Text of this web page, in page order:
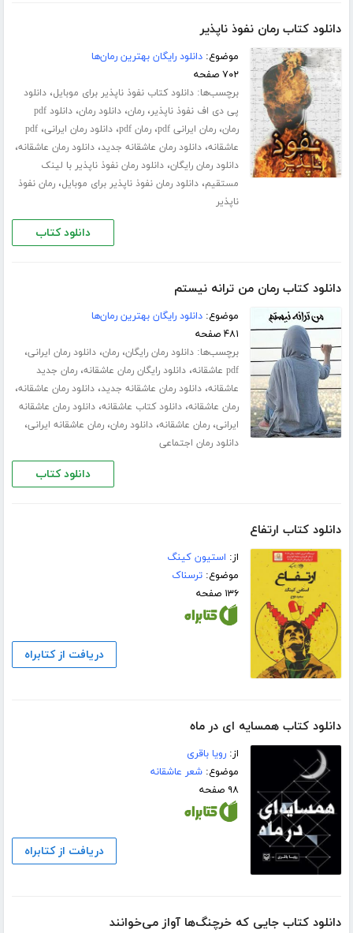
دانلود کتاب رمان نفوذ ناپذیر
موضوع:دانلود رایگان بهترین رمان‌ها
۷۰۲ صفحه
برچسب‌ها:دانلود کتاب نفوذ ناپذیر برای موبایل،دانلود
پی دی اف نفوذ ناپذیر،رمان،دانلود رمان،
دانلود pdf
رمان،رمان ایرانی pdf ،رمان pdf ،دانلود رمان ایرانی،pdf
عاشقانه،دانلود رمان عاشقانه جدید،دانلود رمان عاشقانه،
دانلود رمان رایگان،دانلود رمان نفوذ ناپذیر با لینک
مستقیم،دانلود رمان نفوذ ناپذیر برای موبایل،رمان نفوذ
ناپذیر
دانلود کتاب
دانلود کتاب رمان من ترانه نیستم
موضوع:دانلود رایگان بهترین رمان‌ها
۴۸۱ صفحه
برچسب‌ها:دانلود رمان رایگان،رمان،دانلود رمان ایرانی،
pdf عاشقانه ،دانلود رایگان رمان عاشقانه،رمان جدید
عاشقانه،دانلود رمان عاشقانه جدید،دانلود رمان عاشقانه،
رمان عاشقانه،دانلود کتاب عاشقانه،دانلود رمان عاشقانه
ایرانی،رمان عاشقانه،دانلود رمان،رمان عاشقانه ایرانی،
دانلود رمان اجتماعی
دانلود کتاب
دانلود کتاب ارتفاع
از: استیون کینگ
موضوع:ترسناک
۱۳۶ صفحه
دریافت از کتابراه
دانلود کتاب همسایه ای در ماه
از:رویا باقری
موضوع:شعر عاشقانه
۹۸ صفحه
دریافت از کتابراه
دانلود کتاب جایی که خرچنگ‌ها آواز می‌خوانند